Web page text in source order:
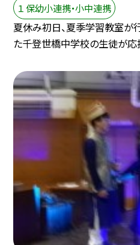
１ 保幼小連携・小中連携
夏休み初日、夏季学習教室が
た千登世橋中学校の生徒が応